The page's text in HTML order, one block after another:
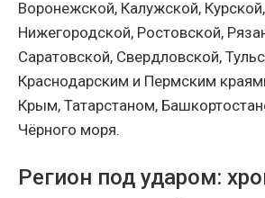
Воронежской, Калужской,
Нижегородской, Ростовской,
Саратовской, Свердловской,
Краснодарским и Пермским
Крым, Татарстаном,
Чёрного моря.
Регион под ударом: